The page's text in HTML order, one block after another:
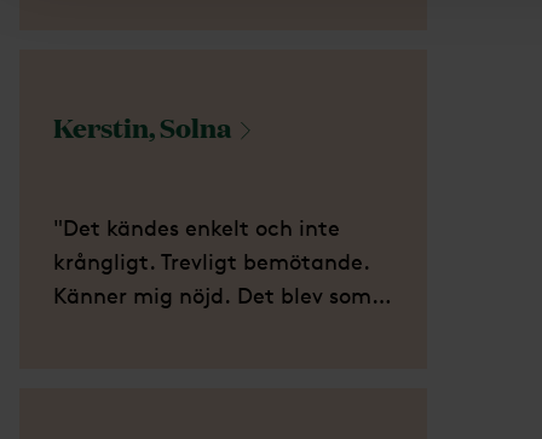
Kerstin,Solna
"Det kändes enkelt och inte
krångligt. Trevligt bemötande.
Känner mig nöjd. Det blev som